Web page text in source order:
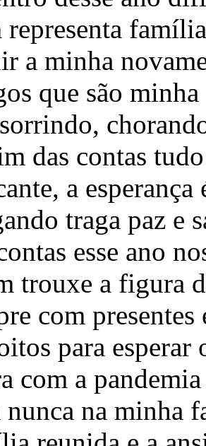
a minha
que são
das contas
a
traga paz e
esse ano
trouxe a figura
com
para esperar
com a
nunca na minha